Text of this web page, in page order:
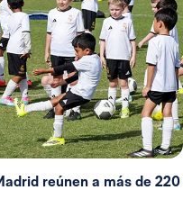
reúnen a más de 220